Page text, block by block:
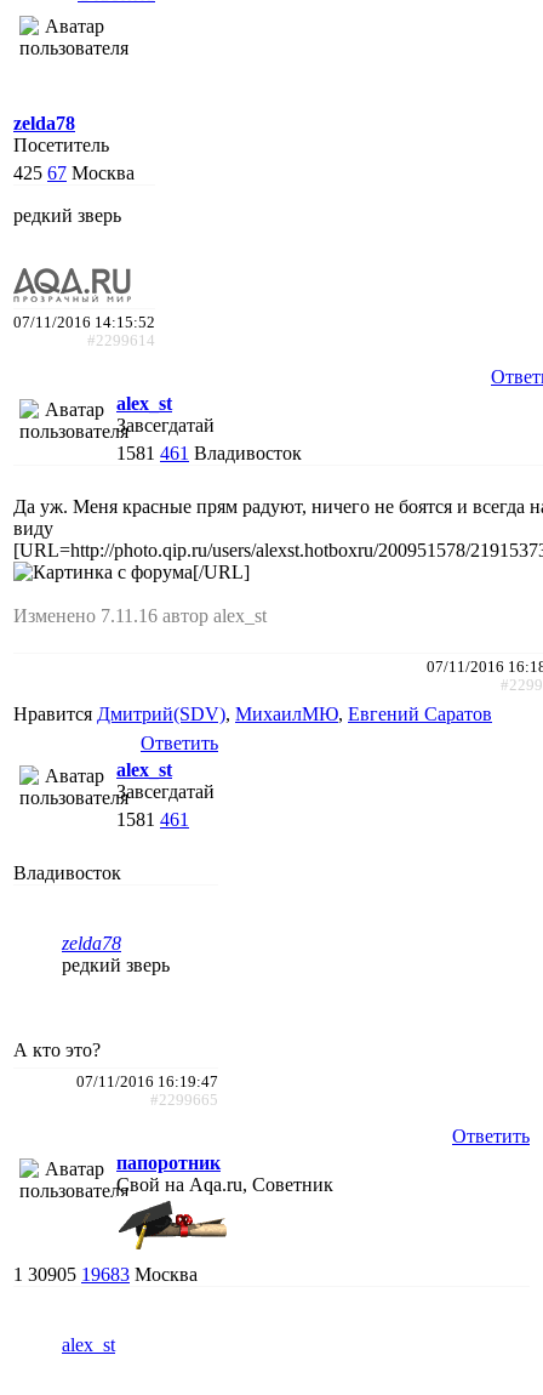
zelda78
Посетитель
425 67 Москва
редкий зверь
07/11/2016 14:15:52
#2299614
alex_st
Завсегдатай
1581 461 Владивосток
Да уж. Меня красные прям радуют, ничего не боятся и всегда
виду
[URL=http://photo.qip.ru/users/alexst.hotboxru/200951578/
[/URL]
Изменено 7.11.16 автор alex_st
07/11/2016
Нравится Дмитрий(SDV), МихаилМЮ, Евгений Саратов
Ответить
alex_st
Завсегдатай
1581 461
Владивосток
zelda78
редкий зверь
А кто это?
07/11/2016 16:19:47
#2299665
Ответить
папоротник
Свой на Aqa.ru, Советник
1 30905 19683 Москва
alex_st